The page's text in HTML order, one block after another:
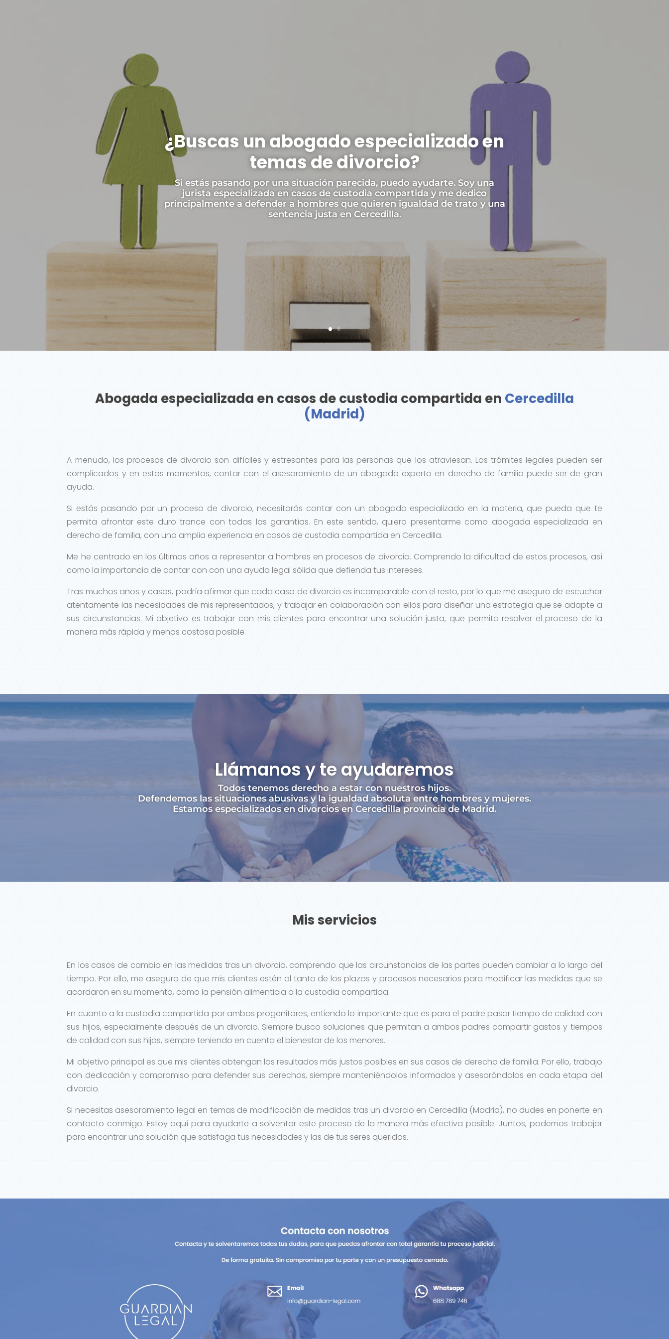
¿Buscas un abogado especializado en
temas de divorcio?
Si estás pasando por una situación parecida, puedo ayudarte. Soy una
jurista especializada en casos de custodia compartida y me dedico
principalmente a defender a hombres que quieren igualdad de trato y una
sentencia justa en Cercedilla.
Abogada especializada en casos de custodia compartida en Cercedilla
(Madrid)
A menudo, los procesos de divorcio son difíciles y estresantes para las personas que los atraviesan. Los trámites legales pueden ser
complicados y en estos momentos, contar con el asesoramiento de un abogado experto en derecho de familia puede ser de gran
ayuda.
Si estás pasando por un proceso de divorcio, necesitarás contar con un abogado especializado en la materia, que pueda que te
permita afrontar este duro trance con todas las garantías. En este sentido, quiero presentarme como abogada especializada en
derecho de familia, con una amplia experiencia en casos de custodia compartida en Cercedilla.
Me he centrado en los últimos años a representar a hombres en procesos de divorcio. Comprendo la dificultad de estos procesos, así
como la importancia de contar con con una ayuda legal sólida que defienda tus intereses.
Tras muchos años y casos, podría afirmar que cada caso de divorcio es incomparable con el resto, por lo que me aseguro de escuchar
atentamente las necesidades de mis representados, y trabajar en colaboración con ellos para diseñar una estrategia que se adapte a
sus circunstancias. Mi objetivo es trabajar con mis clientes para encontrar una solución justa, que permita resolver el proceso de la
manera más rápida y menos costosa posible.
Llámanos y te ayudaremos
Todos tenemos derecho a estar con nuestros hijos.
Defendemos las situaciones abusivas y la igualdad absoluta entre hombres y mujeres.
Estamos especializados en divorcios en Cercedilla provincia de Madrid.
Mis servicios
En los casos de cambio en las medidas tras un divorcio, comprendo que las circunstancias de las partes pueden cambiar a lo largo del
tiempo. Por ello, me aseguro de que mis clientes estén al tanto de los plazos y procesos necesarios para modificar las medidas que se
acordaron en su momento, como la pensión alimenticia o la custodia compartida.
En cuanto a la custodia compartida por ambos progenitores, entiendo lo importante que es para el padre pasar tiempo de calidad con
sus hijos, especialmente después de un divorcio. Siempre busco soluciones que permitan a ambos padres compartir gastos y tiempos
de calidad con sus hijos, siempre teniendo en cuenta el bienestar de los menores.
Mi objetivo principal es que mis clientes obtengan los resultados más justos posibles en sus casos de derecho de familia. Por ello, trabajo
con dedicación y compromiso para defender sus derechos, siempre manteniéndolos informados y asesorándolos en cada etapa del
divorcio.
Si necesitas asesoramiento legal en temas de modificación de medidas tras un divorcio en Cercedilla (Madrid), no dudes en ponerte en
contacto conmigo. Estoy aquí para ayudarte a solventar este proceso de la manera más efectiva posible. Juntos, podemos trabajar
para encontrar una solución que satisfaga tus necesidades y las de tus seres queridos.